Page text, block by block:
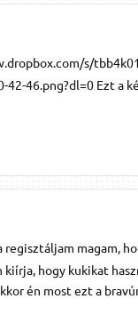
s/
42-46.png?dl=0 Ezt a
regisztáljam magam,
hogy kukikat
én most ezt a